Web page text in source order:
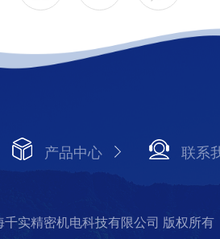
产品中心 联系
实精密机电科技有限公司 版权所有